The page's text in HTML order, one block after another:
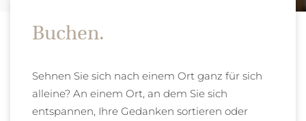
Buchen.
Sehnen Sie sich nach einem Ort ganz für sich
alleine? An einem Ort, an dem Sie sich
entspannen, Ihre Gedanken sortieren oder